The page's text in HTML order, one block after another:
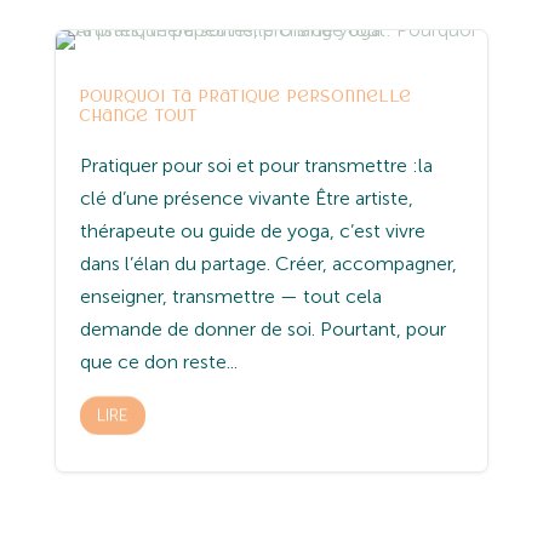
Pourquoi ta pratique personnelle
change tout
Pratiquer pour soi et pour transmettre :la
clé d’une présence vivante Être artiste,
thérapeute ou guide de yoga, c’est vivre
dans l’élan du partage. Créer, accompagner,
enseigner, transmettre — tout cela
demande de donner de soi. Pourtant, pour
que ce don reste...
LIRE